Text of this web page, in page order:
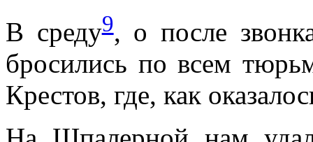
В среду9, о после
бросились по всем
Крестов, где, как